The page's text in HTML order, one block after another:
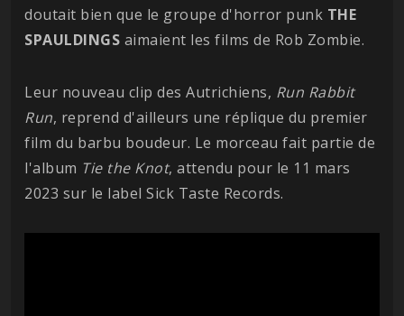
doutait bien que le groupe d'horror punk THE
SPAULDINGS aimaient les films de Rob Zombie.
Leur nouveau clip des Autrichiens, Run Rabbit
Run, reprend d'ailleurs une réplique du premier
film du barbu boudeur. Le morceau fait partie de
l'album Tie the Knot, attendu pour le 11 mars
2023 sur le label Sick Taste Records.